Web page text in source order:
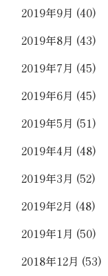
2019年9月 (40)
2019年8月 (43)
2019年7月 (45)
2019年6月 (45)
2019年5月 (51)
2019年4月 (48)
2019年3月 (52)
2019年2月 (48)
2019年1月 (50)
2018年12月 (53)